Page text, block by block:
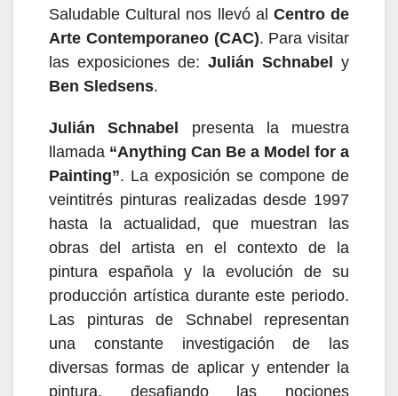
Saludable Cultural nos llevó al Centro de
Arte Contemporaneo (CAC). Para visitar
las exposiciones de: Julián Schnabel y
Ben Sledsens.
Julián Schnabel presenta la muestra
llamada “Anything Can Be a Model for a
Painting”. La exposición se compone de
veintitrés pinturas realizadas desde 1997
hasta la actualidad, que muestran las
obras del artista en el contexto de la
pintura española y la evolución de su
producción artística durante este periodo.
Las pinturas de Schnabel representan
una constante investigación de las
diversas formas de aplicar y entender la
pintura, desafiando las nociones